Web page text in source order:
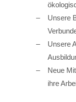
Unsere
Unsere
Neue
ihre